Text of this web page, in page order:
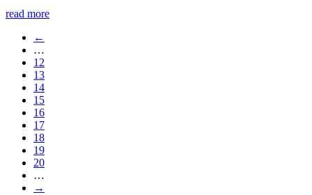
read more
←
…
12
13
14
15
16
17
18
19
20
…
→